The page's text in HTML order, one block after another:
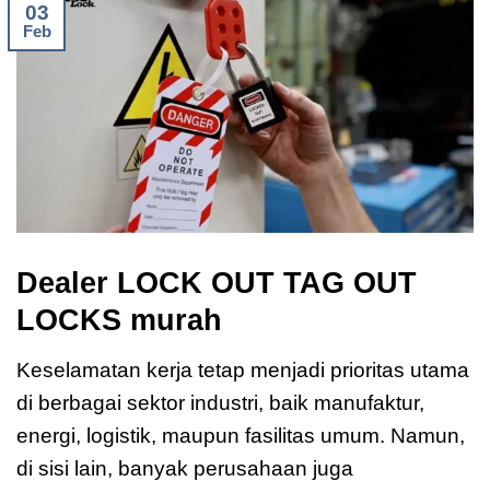
03
Feb
Dealer LOCK OUT TAG OUT
LOCKS murah
Keselamatan kerja tetap menjadi prioritas utama
di berbagai sektor industri, baik manufaktur,
energi, logistik, maupun fasilitas umum. Namun,
di sisi lain, banyak perusahaan juga